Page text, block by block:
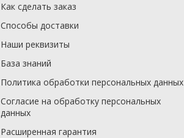
Как сделать заказ
Способы доставки
Наши реквизиты
База знаний
Политика обработки персональных данных
Согласие на обработку персональных
данных
Расширенная гарантия